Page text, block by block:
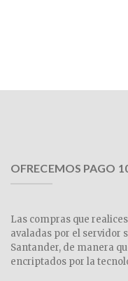
OFRECEMOS PAGO
Las compras que
avaladas por el servidor
Santander, de manera
encriptados por la